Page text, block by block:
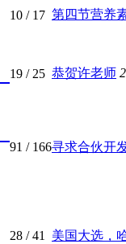
10 / 17 第四节营养
19 / 25 恭贺许老师
91 / 166寻求合伙开
28 / 41 美国大选，